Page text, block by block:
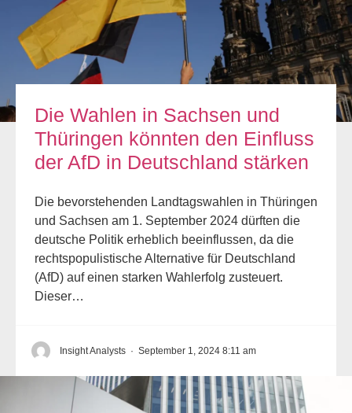
Die Wahlen in Sachsen und
Thüringen könnten den Einfluss
der AfD in Deutschland stärken
Die bevorstehenden Landtagswahlen in Thüringen
und Sachsen am 1. September 2024 dürften die
deutsche Politik erheblich beeinflussen, da die
rechtspopulistische Alternative für Deutschland
(AfD) auf einen starken Wahlerfolg zusteuert.
Dieser…
Insight Analysts · September 1, 2024 8:11 am